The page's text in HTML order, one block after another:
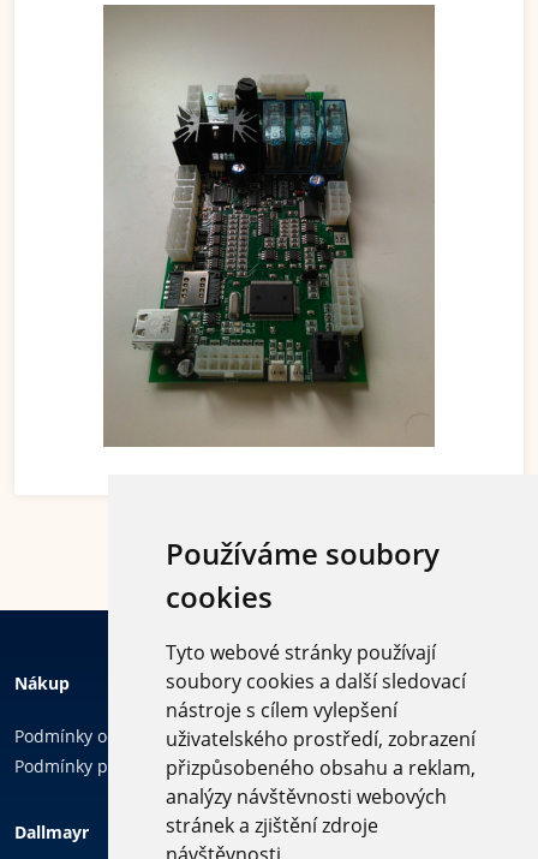
Používáme soubory
cookies
Tyto webové stránky používají
soubory cookies a další sledovací
nástroje s cílem vylepšení
uživatelského prostředí, zobrazení
přizpůsobeného obsahu a reklam,
analýzy návštěvnosti webových
stránek a zjištění zdroje
Nákup
Podmínky ochrany osobních údajů
Podmínky používání cookies
Dallmayr